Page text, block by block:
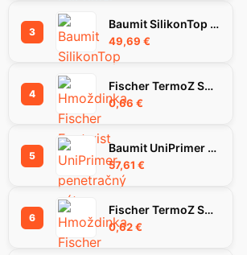
3
Baumit SilikonTop omietka 1.5K, 25 kg
49,69 €
4
Fischer TermoZ SV II Ecotwist 10-30 hmoždinka
0,66 €
5
Baumit UniPrimer penetračný náter, 25 kg
57,61 €
6
Fischer TermoZ SV II Ecotwist 0-10 hmoždinka
0,62€